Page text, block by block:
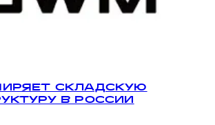
СКЛАДСКУЮ
В РОССИИ